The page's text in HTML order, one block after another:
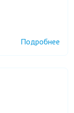
Подробнее